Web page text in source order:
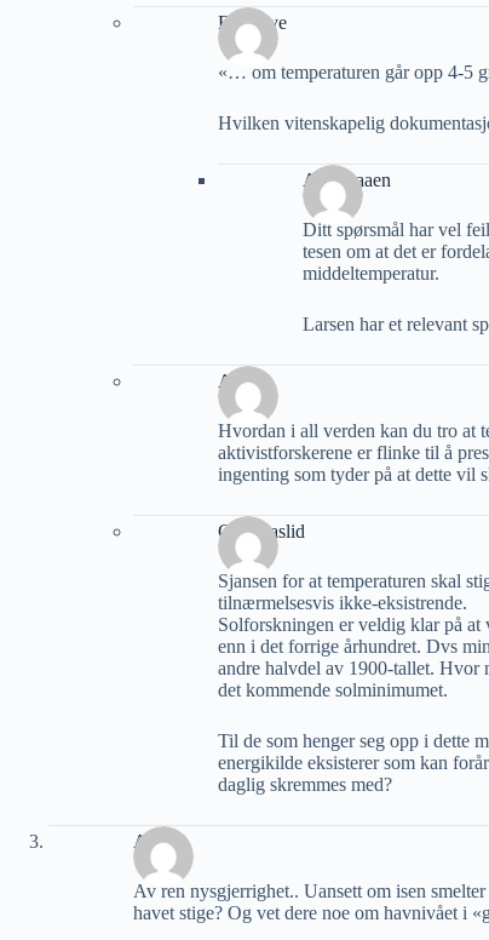
Erik Bye
«… om temperaturen går opp 4-5
Hvilken vitenskapelig
A M Raaen
Ditt spørsmål har vel
tesen om at det er
middeltemperatur.
Larsen har et relevant
Arild
Hvordan i all verden kan du tro at
aktivistforskerene er flinke til å
ingenting som tyder på at dette vil
Geir Aaslid
Sjansen for at temperaturen skal
tilnærmelsesvis ikke-eksistrende.
Solforskningen er veldig klar på at
enn i det forrige århundret. Dvs
andre halvdel av 1900-tallet. Hvor
det kommende solminimumet.
Til de som henger seg opp i dette
energikilde eksisterer som kan
daglig skremmes med?
AG
Av ren nysgjerrighet.. Uansett om isen
havet stige? Og vet dere noe om havnivået i